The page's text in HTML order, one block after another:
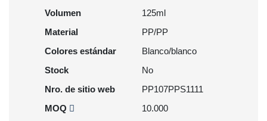
Volumen
125ml
Material
PP/PP
Colores estándar
Blanco/blanco
Stock
No
Nro. de sitio web
PP107PPS1111
MOQ
10.000